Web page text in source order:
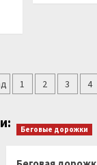
1 2 3 4
Беговые дорожки